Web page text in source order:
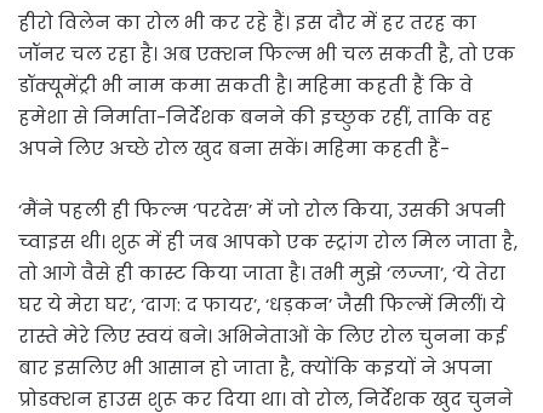
हीरो विलेन का रोल भी कर रहे हैं। इस दौर में हर तरह का
जॉनर चल रहा है। अब एक्शन फिल्म भी चल सकती है, तो एक
डॉक्यूमेंट्री भी नाम कमा सकती है। महिमा कहती हैं कि वे
हमेशा से निर्माता-निर्देशक बनने की इच्छुक रहीं, ताकि वह
अपने लिए अच्छे रोल खुद बना सकें। महिमा कहती हैं-
‘मैंने पहली ही फिल्म ‘परदेस’ में जो रोल किया, उसकी अपनी
च्वाइस थी। शुरू में ही जब आपको एक स्ट्रांग रोल मिल जाता है,
तो आगे वैसे ही कास्ट किया जाता है। तभी मुझे ‘लज्जा’, ‘ये तेरा
घर ये मेरा घर’, ‘दाग: द फायर’, ‘धड़कन’ जैसी फिल्में मिलीं। ये
रास्ते मेरे लिए स्वयं बने। अभिनेताओं के लिए रोल चुनना कई
बार इसलिए भी आसान हो जाता है, क्योंकि कइयों ने अपना
प्रोडक्शन हाउस शुरू कर दिया था। वो रोल, निर्देशक खुद चुनने